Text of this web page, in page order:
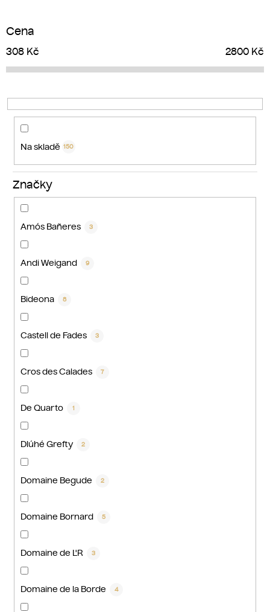
r
o
d
k
t
Cena
308 Kč 2800 Kč
Na skladě 150
Značky
Amós Bañeres 3
Andi Weigand 9
Bideona 8
Castell de Fades 3
Cros des Calades 7
De Quarto 1
Dlúhé Grefty 2
Domaine Begude 2
Domaine Bornard 5
Domaine de L'R 3
Domaine de la Borde 4